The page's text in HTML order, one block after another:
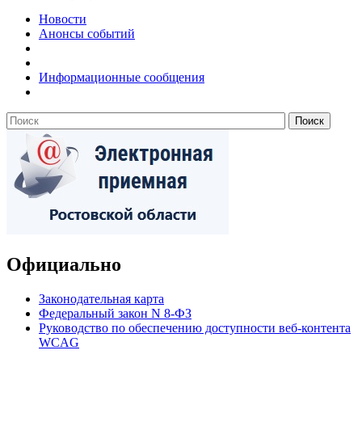
Новости
Анонсы событий
Информационные сообщения
Официально
Законодательная карта
Федеральный закон N 8-ФЗ
Руководство по обеспечению доступности веб-контента
WCAG